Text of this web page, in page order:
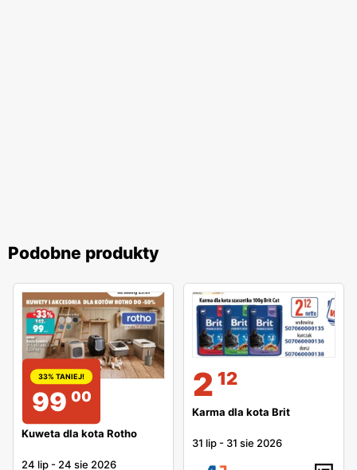
Podobne produkty
33% TANIEJ!
99 00
Kuweta dla kota Rotho
24 lip - 24 sie 2026
2 12
Karma dla kota Brit
31 lip - 31 sie 2026